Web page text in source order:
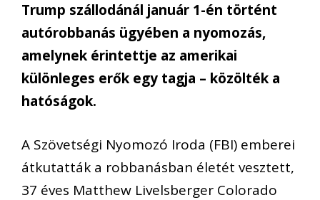
Trump szállodánál január 1-én történt
autórobbanás ügyében a nyomozás,
amelynek érintettje az amerikai
különleges erők egy tagja – közölték a
hatóságok.
A Szövetségi Nyomozó Iroda (FBI) emberei
átkutatták a robbanásban életét vesztett,
37 éves Matthew Livelsberger Colorado